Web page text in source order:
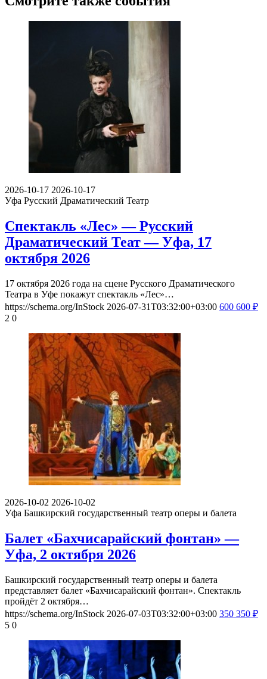
2026-10-17 2026-10-17
Уфа Русский Драматический Театр
Спектакль «Лес» — Русский
Драматический Теат — Уфа, 17
октября 2026
17 октября 2026 года на сцене Русского Драматического
Театра в Уфе покажут спектакль «Лес»…
https://schema.org/InStock 2026-07-31T03:32:00+03:00 600 600 ₽
2 0
2026-10-02 2026-10-02
Уфа Башкирский государственный театр оперы и балета
Балет «Бахчисарайский фонтан» —
Уфа, 2 октября 2026
Башкирский государственный театр оперы и балета
представляет балет «Бахчисарайский фонтан». Спектакль
пройдёт 2 октября…
https://schema.org/InStock 2026-07-03T03:32:00+03:00 350 350 ₽
5 0